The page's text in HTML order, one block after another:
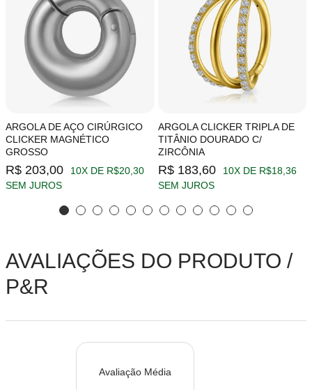
ARGOLA DE AÇO CIRÚRGICO
CLICKER MAGNÉTICO
GROSSO
R$ 203,00
10X DE R$20,30
SEM JUROS
ARGOLA CLICKER TRIPLA DE
TITÂNIO DOURADO C/
ZIRCÔNIA
R$ 183,60
10X DE R$18,36
SEM JUROS
AVALIAÇÕES DO PRODUTO /
P&R
Avaliação Média